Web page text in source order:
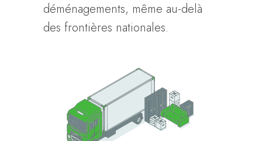
déménagements, même au-delà
des frontières nationales.